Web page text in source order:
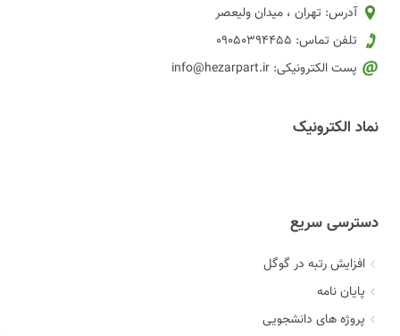
آدرس: تهران ، میدان ولیعصر
تلفن تماس: 09050394455
پست الکترونیکی: info@hezarpart.ir
نماد الکترونیک
دسترسی سریع
افزایش رتبه در گوگل
پایان نامه
پروژه های دانشجویی